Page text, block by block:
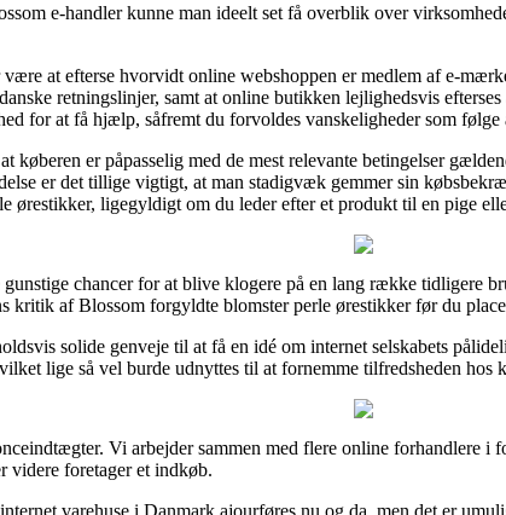
e-handler kunne man ideelt set få overblik over
at efterse hvorvidt online webshoppen er medlem af e-
retningslinjer, samt at online butikken lejlighedsvis
for at få hjælp, såfremt du forvoldes vanskeligheder som følge
køberen er påpasselig med de mest relevante betingelser
er det tillige vigtigt, at man stadigvæk gemmer sin
ørestikker, ligegyldigt om du leder efter et produkt til en pige
chancer for at blive klogere på en lang række tidligere
kritik af Blossom forgyldte blomster perle ørestikker før du
solide genveje til at få en idé om internet selskabets
lige så vel burde udnyttes til at fornemme tilfredsheden hos
Vi arbejder sammen med flere online forhandlere i
videre foretager et indkøb.
varehuse i Danmark ajourføres nu og da, men det er